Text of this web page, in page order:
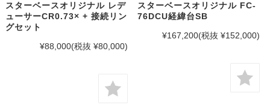
スターベースオリジナル レデ
ューサーCR0.73× + 接続リン
グセット
¥88,000(税抜 ¥80,000)
スターベースオリジナル FC-
76DCU経緯台SB
¥167,200(税抜 ¥152,000)